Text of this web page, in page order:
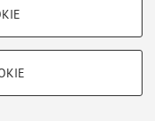
per il corretto